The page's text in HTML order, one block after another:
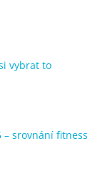
vybrat to
– srovnání fitness